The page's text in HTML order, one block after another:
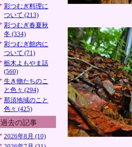
彩つむぎ料理に
ついて (213)
彩つむぎ春夏秋
冬 (334)
彩つむぎ館内に
ついて (71)
栃木よもやま話
(560)
生き物たちのこ
と色々 (294)
那須地域のこと
色々 (425)
過去の記事
2026年8月 (10)